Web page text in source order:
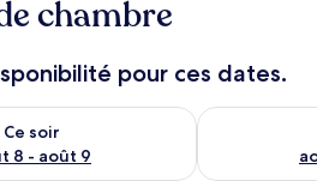
chambre
pour ces dates.
Ce soir
8 - août 9
pour ce soir août 8 - août 9
Vérifier la